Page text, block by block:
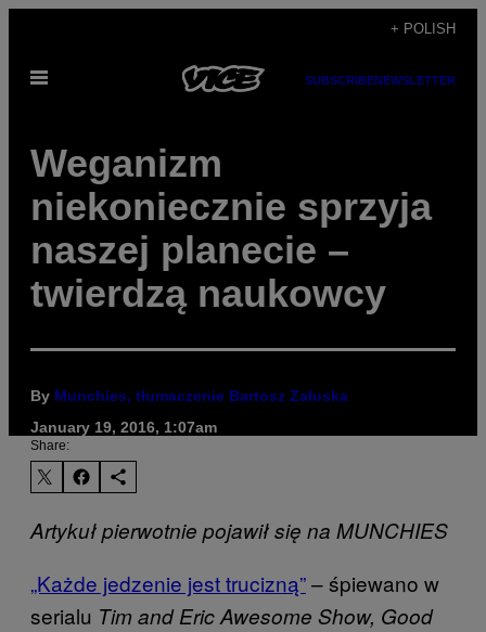
content
+ POLISH
Open
SUBSCRIBENEWSLETTER
Weganizm
niekoniecznie sprzyja
naszej planecie –
twierdzą naukowcy
By Munchies, tłumaczenie Bartosz Załuska
January 19, 2016, 1:07am
Share:
Artykuł pierwotnie pojawił się na MUNCHIES
„Każde jedzenie jest trucizną”– śpiewano w
serialu Tim and Eric Awesome Show, Good